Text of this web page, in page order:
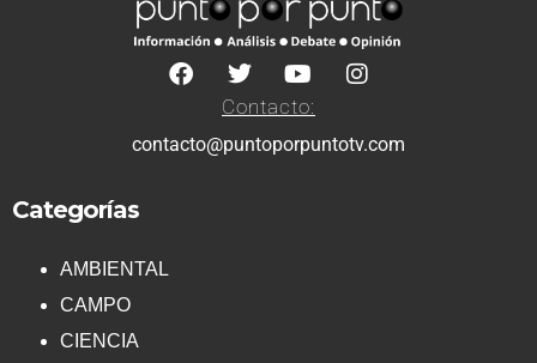
Contacto:
contacto@puntoporpuntotv.com
Categorías
AMBIENTAL
CAMPO
CIENCIA